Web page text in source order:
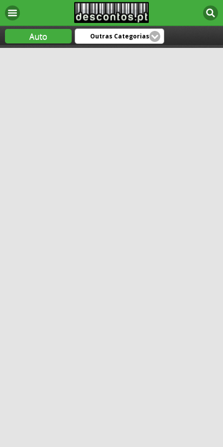
Auto Outras Categorias